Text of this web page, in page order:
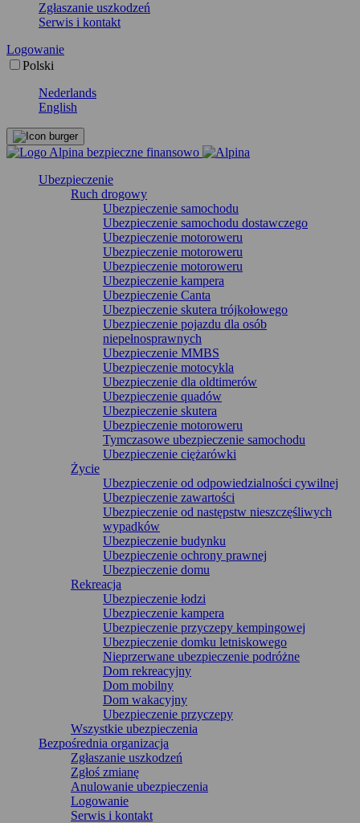
Zgłaszanie uszkodzeń
Serwis i kontakt
Logowanie
Polski
Nederlands
English
Ubezpieczenie
Ruch drogowy
Ubezpieczenie samochodu
Ubezpieczenie samochodu dostawczego
Ubezpieczenie motoroweru
Ubezpieczenie motoroweru
Ubezpieczenie motoroweru
Ubezpieczenie kampera
Ubezpieczenie Canta
Ubezpieczenie skutera trójkołowego
Ubezpieczenie pojazdu dla osób
niepełnosprawnych
Ubezpieczenie MMBS
Ubezpieczenie motocykla
Ubezpieczenie dla oldtimerów
Ubezpieczenie quadów
Ubezpieczenie skutera
Ubezpieczenie motoroweru
Tymczasowe ubezpieczenie samochodu
Ubezpieczenie ciężarówki
Życie
Ubezpieczenie od odpowiedzialności cywilnej
Ubezpieczenie zawartości
Ubezpieczenie od następstw nieszczęśliwych
wypadków
Ubezpieczenie budynku
Ubezpieczenie ochrony prawnej
Ubezpieczenie domu
Rekreacja
Ubezpieczenie łodzi
Ubezpieczenie kampera
Ubezpieczenie przyczepy kempingowej
Ubezpieczenie domku letniskowego
Nieprzerwane ubezpieczenie podróżne
Dom rekreacyjny
Dom mobilny
Dom wakacyjny
Ubezpieczenie przyczepy
Wszystkie ubezpieczenia
Bezpośrednia organizacja
Zgłaszanie uszkodzeń
Zgłoś zmianę
Anulowanie ubezpieczenia
Logowanie
Serwis i kontakt